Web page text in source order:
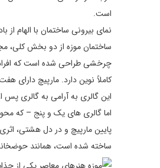
است.
نمای بیرونی ساختمان با الهام
ساختمان موزه از دو بخش کلی،
چرخشی طراحی شده است که افراد
کاملاً نوین دارد. مارپیچ
این گالری به آرامی به گالری
اما گالری‌ های یک و پنج – که
پایین مارپیچ و در دل هشتی، اثری
ساخته شده است، همانند